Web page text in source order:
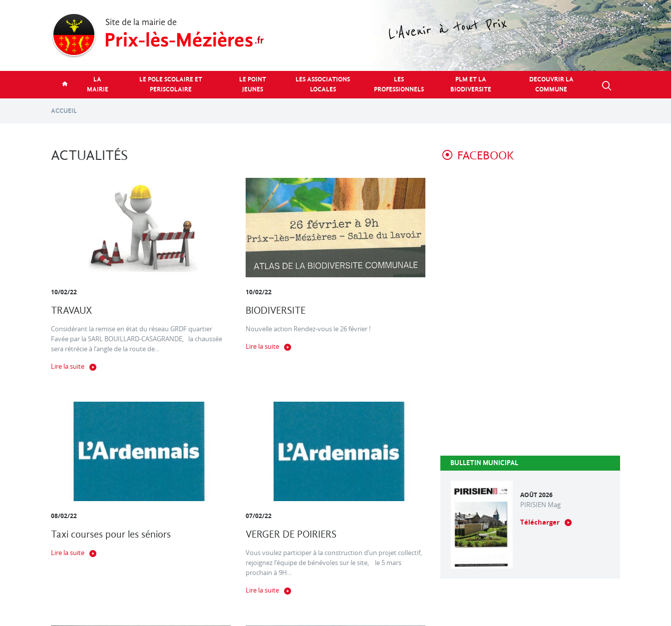
LA
MAIRIE
LE POLE SCOLAIRE ET
PERISCOLAIRE
LE POINT
JEUNES
LES ASSOCIATIONS
LOCALES
LES
PROFESSIONNELS
PLM ET LA
BIODIVERSITE
DECOUVRIR LA
COMMUNE
ACCUEIL
ACTUALITÉS
10/02/22
TRAVAUX
Considérant la remise en état du réseau GRDF quartier
Favée par la SARL BOUILLARD-CASAGRANDE, la chaussée
sera rétrécie à l’angle de la route de...
Lire la suite
10/02/22
BIODIVERSITE
Nouvelle action Rendez-vous le 26 février !
Lire la suite
08/02/22
Taxi courses pour les séniors
Lire la suite
07/02/22
VERGER DE POIRIERS
Vous voulez participer à la construction d’un projet collectif,
rejoignez l’équipe de bénévoles sur le site, le 5 mars
prochain à 9H...
Lire la suite
FACEBOOK
BULLETIN MUNICIPAL
AOÛT 2026
PIRISIEN Mag
Télécharger